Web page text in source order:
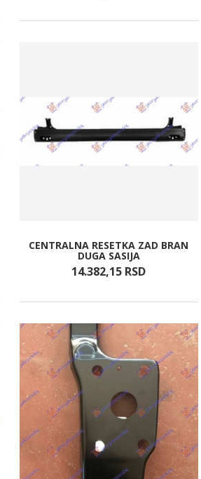
CENTRALNA RESETKA ZAD BRAN
DUGA SASIJA
14.382,15 RSD